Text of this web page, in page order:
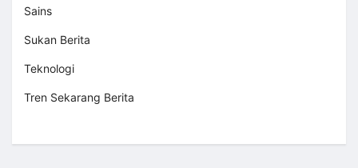
Sains
Sukan Berita
Teknologi
Tren Sekarang Berita